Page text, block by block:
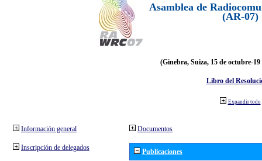
Asamblea de
(AR-07)
(Ginebra, Suiza, 15 de octubre-19
Libro del
Expandir todo
Información general
Inscripción de delegados
Documentos
Publicaciones